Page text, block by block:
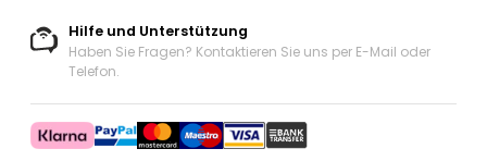
Hilfe und Unterstützung
Haben Sie Fragen? Kontaktieren Sie uns per E-Mail oder
Telefon.